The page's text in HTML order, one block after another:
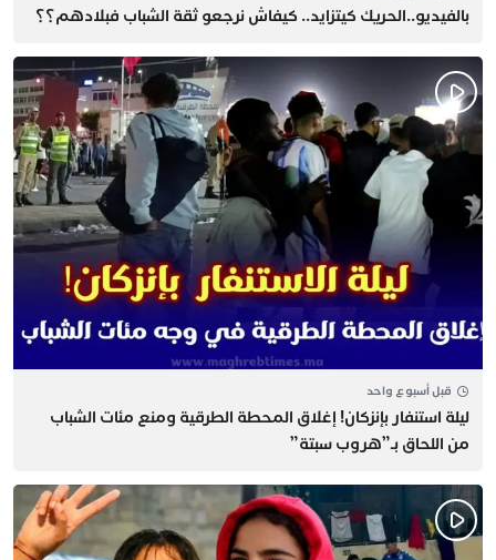
بالفيديو..الحريك كيتزايد.. كيفاش نرجعو ثقة الشباب فبلادهم؟؟
قبل أسبوع واحد
​ليلة استنفار بإنزكان! إغلاق المحطة الطرقية ومنع مئات الشباب
من اللحاق بـ”هروب سبتة”